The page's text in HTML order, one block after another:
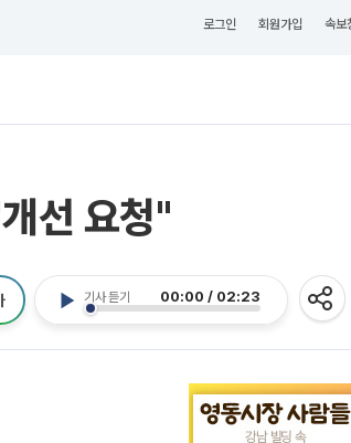
로그인 회원가입 속보
선 요청"
기사 듣기 00:00 / 02:23